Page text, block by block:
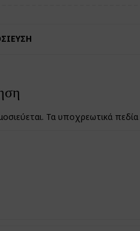
Τα υποχρεωτικά πεδία